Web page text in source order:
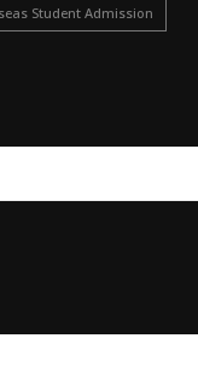
Student Admission